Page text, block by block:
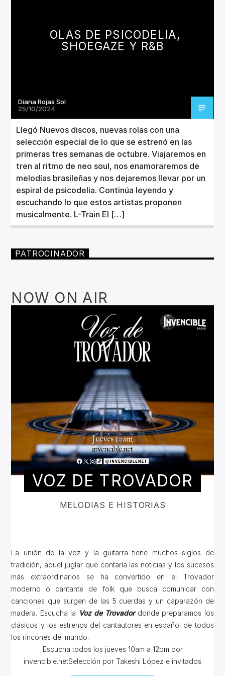
Invencible Radio
OLAS DE PSICODELIA,
SHOEGAZE Y R&B
Diana Rojas Sol
25/10/2024
Llegó Nuevos discos, nuevas rolas con una
selección especial de lo que se estrenó en las
primeras tres semanas de octubre. Viajaremos en
tren al ritmo de neo soul, nos enamoraremos de
melodías brasileñas y nos dejaremos llevar por un
espiral de psicodelia. Continúa leyendo y
escuchando lo que estos artistas proponen
musicalmente. L-Train El […]
PATROCINADOR
NOW ON AIR
VOZ DE TROVADOR
MELODIAS E HISTORIAS
La unión de la voz y la guitarra tiene muchos siglos de
tradición, aquel juglar que contaría las noticias y los sucesos
más extraordinarios se ha convertido en el Trovador
moderno o cantante de folk que busca comunicar con
canciones que surgen de las 5 cuerdas y un caparazón de
madera. Escucha la Voz de Trovador donde preparamos los
clásicos y los estrenos del cantautores en español de todos
los rincones del mundo.
Escucha todos los jueves 10am a 12pm por
invencible.netSelección por Takeshi López e invitados